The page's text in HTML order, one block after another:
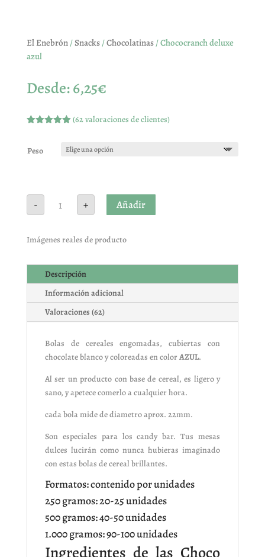
El Enebrón/ Snacks/Chocolatinas/ Chococranch deluxe
azul
Desde:6,25€
5 en base
a
(62valoraciones de clientes)
Peso
-
Chococranch
deluxe + Añadir
Imágenes reales de producto
Descripción
Información adicional
Valoraciones (62)
Bolas de cereales engomadas, cubiertas con
chocolate blanco y coloreadas en color AZUL.
Al ser un producto con base de cereal, es ligero y
sano, y apetece comerlo a cualquier hora.
cada bola mide de diametro aprox. 22mm.
Son especiales para los candy bar. Tus mesas
dulces lucirán como nunca hubieras imaginado
con estas bolas de cereal brillantes.
Formatos: contenido por unidades
250 gramos: 20-25 unidades
500 gramos: 40-50 unidades
1.000 gramos: 90-100 unidades
Ingredientes de las Choco